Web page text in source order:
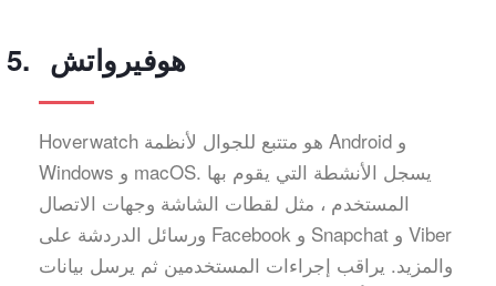
هوفيرواتش
Hoverwatch هو متتبع للجوال لأنظمة Android و
Windows و macOS. يسجل الأنشطة التي يقوم بها
المستخدم ، مثل لقطات الشاشة وجهات الاتصال
ورسائل الدردشة على Facebook و Snapchat و Viber
والمزيد. يراقب إجراءات المستخدمين ثم يرسل بيانات